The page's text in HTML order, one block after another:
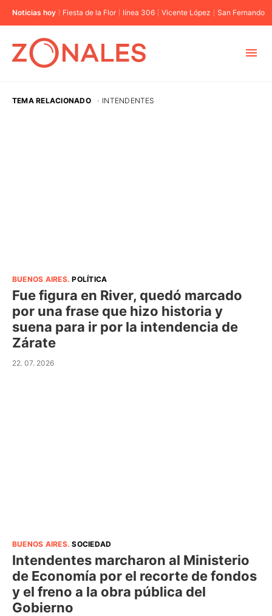
Noticias hoy Fiesta de la Flor línea 306 Vicente López San Fernando
TEMA RELACIONADO · INTENDENTES
BUENOS AIRES.POLÍTICA
Fue figura en River, quedó marcado
por una frase que hizo historia y
suena para ir por la intendencia de
Zárate
22. 07. 2026
BUENOS AIRES.SOCIEDAD
Intendentes marcharon al Ministerio
de Economía por el recorte de fondos
y el freno a la obra pública del
Gobierno